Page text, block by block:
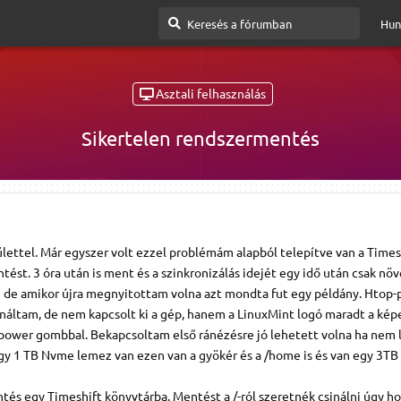
Asztali felhasználás
Sikertelen rendszermentés
Már egyszer volt ezzel problémám alapból telepítve van a
3 óra után is ment és a szinkronizálás idejét egy idő után csak
amikor újra megnyitottam volna azt mondta fut egy példány.
de nem kapcsolt ki a gép, hanem a LinuxMint logó maradt a
gombbal. Bekapcsoltam első ránézésre jó lehetett volna ha
1 TB Nvme lemez van ezen van a gyökér és a /home is és van egy 3TB
egy Timeshift könyvtárba. Mentést a /-ról szeretnék csinálni úgy